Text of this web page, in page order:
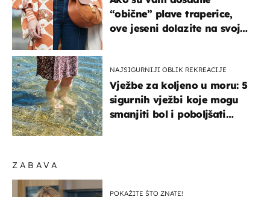
ZABAVA
POKAŽITE ŠTO ZNATE!
“obične” plave traperice,
ove jeseni dolazite na svoje
NAJSIGURNIJI OBLIK REKREACIJE
Vježbe za koljeno u moru: 5
sigurnih vježbi koje mogu
smanjiti bol i poboljšati